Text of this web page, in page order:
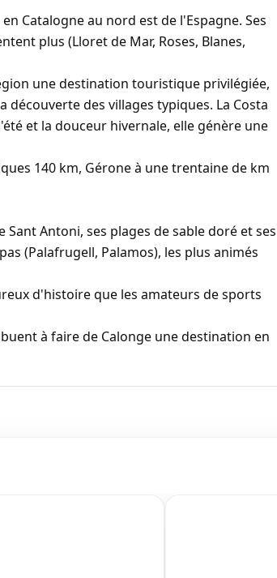
Catalogne au nord est de l'Espagne. Ses
plus (Lloret de Mar, Roses, Blanes,
une destination touristique privilégiée,
des villages typiques. La Costa
et la douceur hivernale, elle génère une
140 km, Gérone à une trentaine de km
Antoni, ses plages de sable doré et ses
(Palafrugell, Palamos), les plus animés
d'histoire que les amateurs de sports
à faire de Calonge une destination en